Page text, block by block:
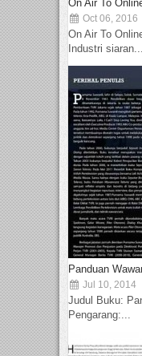
On Air To
Oct 06, 2016
On Air To
Industri siaran...
Panduan
Jul 10, 2014
Judul Buku:
Pengarang:...